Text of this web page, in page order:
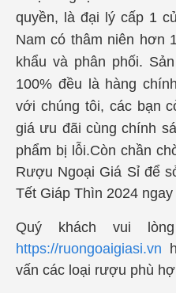
quyền, là đại lý cấp 1
Nam có thâm niên hơn
khẩu và phân phối.
100% đều là hàng
với chúng tôi, các bạn
giá ưu đãi cùng chính
phẩm bị lỗi.Còn chần
Rượu Ngoại Giá Sỉ để
Tết Giáp Thìn 2024 ngay
Quý khách vui
https://ruongoaigiasi.vn
vấn các loại rượu phù